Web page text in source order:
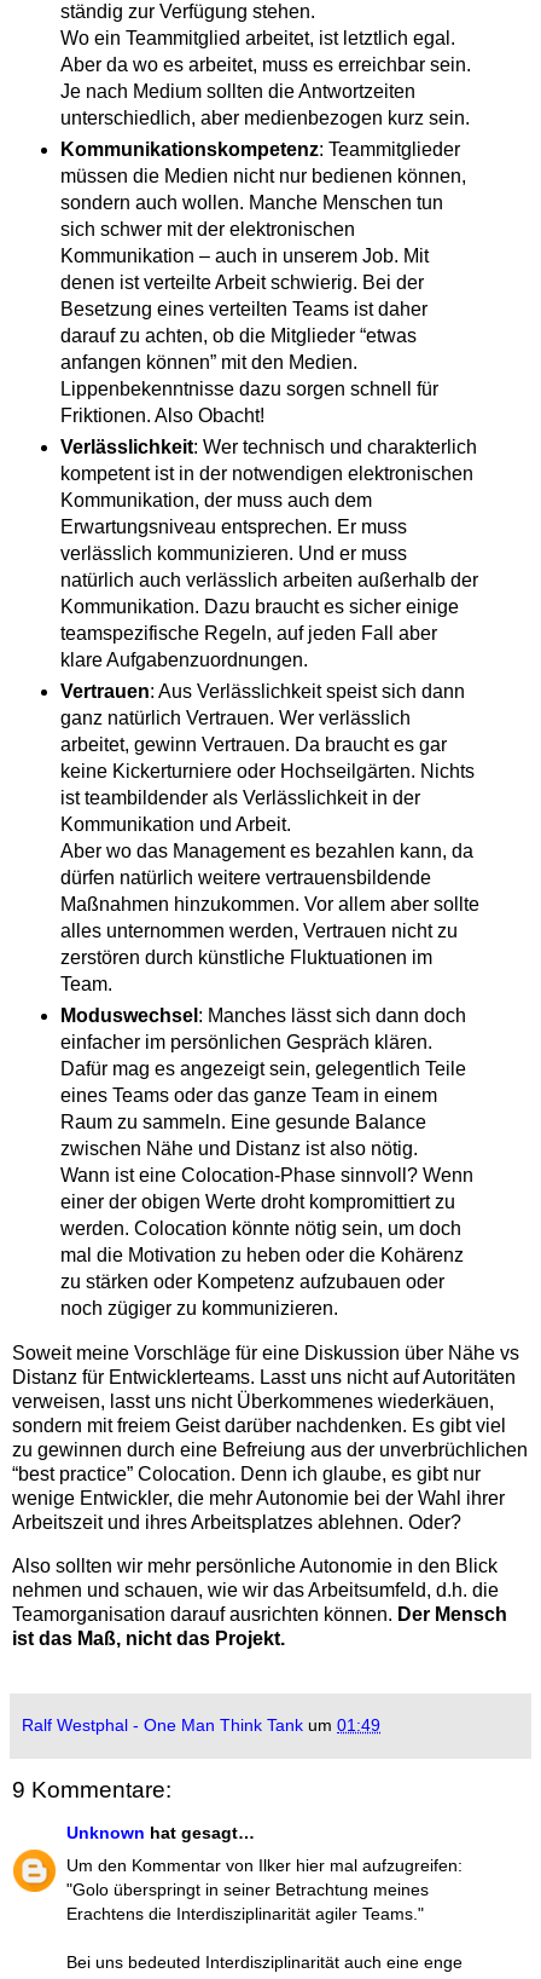
ständig zur Verfügung stehen.
Wo ein Teammitglied arbeitet, ist letztlich egal.
Aber da wo es arbeitet, muss es erreichbar sein.
Je nach Medium sollten die Antwortzeiten
unterschiedlich, aber medienbezogen kurz sein.
Kommunikationskompetenz: Teammitglieder
müssen die Medien nicht nur bedienen können,
sondern auch wollen. Manche Menschen tun
sich schwer mit der elektronischen
Kommunikation – auch in unserem Job. Mit
denen ist verteilte Arbeit schwierig. Bei der
Besetzung eines verteilten Teams ist daher
darauf zu achten, ob die Mitglieder “etwas
anfangen können” mit den Medien.
Lippenbekenntnisse dazu sorgen schnell für
Friktionen. Also Obacht!
Verlässlichkeit: Wer technisch und charakterlich
kompetent ist in der notwendigen elektronischen
Kommunikation, der muss auch dem
Erwartungsniveau entsprechen. Er muss
verlässlich kommunizieren. Und er muss
natürlich auch verlässlich arbeiten außerhalb der
Kommunikation. Dazu braucht es sicher einige
teamspezifische Regeln, auf jeden Fall aber
klare Aufgabenzuordnungen.
Vertrauen: Aus Verlässlichkeit speist sich dann
ganz natürlich Vertrauen. Wer verlässlich
arbeitet, gewinn Vertrauen. Da braucht es gar
keine Kickerturniere oder Hochseilgärten. Nichts
ist teambildender als Verlässlichkeit in der
Kommunikation und Arbeit.
Aber wo das Management es bezahlen kann, da
dürfen natürlich weitere vertrauensbildende
Maßnahmen hinzukommen. Vor allem aber sollte
alles unternommen werden, Vertrauen nicht zu
zerstören durch künstliche Fluktuationen im
Team.
Moduswechsel : Manches lässt sich dann doch
einfacher im persönlichen Gespräch klären.
Dafür mag es angezeigt sein, gelegentlich Teile
eines Teams oder das ganze Team in einem
Raum zu sammeln. Eine gesunde Balance
zwischen Nähe und Distanz ist also nötig.
Wann ist eine Colocation-Phase sinnvoll? Wenn
einer der obigen Werte droht kompromittiert zu
werden. Colocation könnte nötig sein, um doch
mal die Motivation zu heben oder die Kohärenz
zu stärken oder Kompetenz aufzubauen oder
noch zügiger zu kommunizieren.
Soweit meine Vorschläge für eine Diskussion über Nähe vs
Distanz für Entwicklerteams. Lasst uns nicht auf Autoritäten
verweisen, lasst uns nicht Überkommenes wiederkäuen,
sondern mit freiem Geist darüber nachdenken. Es gibt viel
zu gewinnen durch eine Befreiung aus der unverbrüchlichen
“best practice” Colocation. Denn ich glaube, es gibt nur
wenige Entwickler, die mehr Autonomie bei der Wahl ihrer
Arbeitszeit und ihres Arbeitsplatzes ablehnen. Oder?
Also sollten wir mehr persönliche Autonomie in den Blick
nehmen und schauen, wie wir das Arbeitsumfeld, d.h. die
Teamorganisation darauf ausrichten können. Der Mensch
ist das Maß, nicht das Projekt.
Ralf Westphal - One Man Think Tank um 01:49
9 Kommentare:
Unknown hat gesagt…
Um den Kommentar von Ilker hier mal aufzugreifen:
"Golo überspringt in seiner Betrachtung meines
Erachtens die Interdisziplinarität agiler Teams."
Bei uns bedeuted Interdisziplinarität auch eine enge